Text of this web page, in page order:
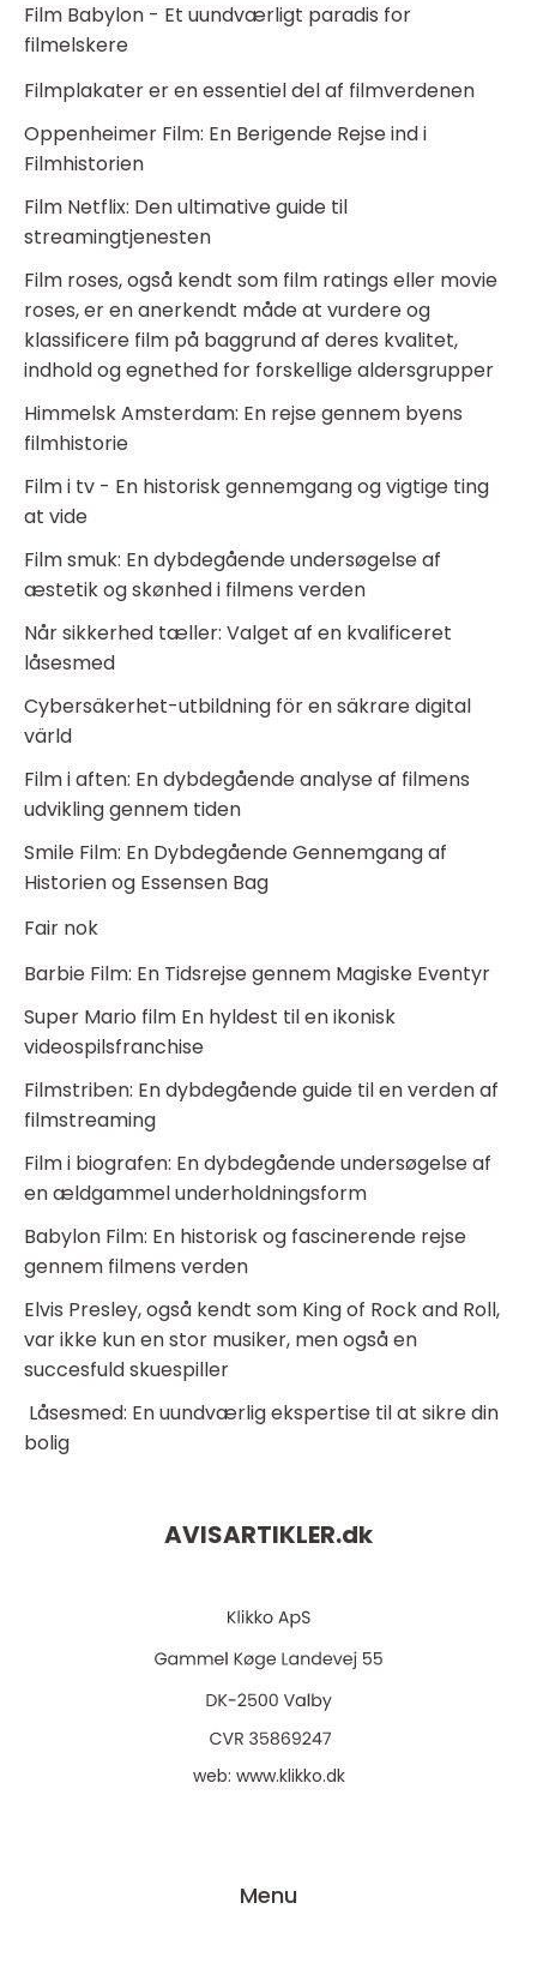
Film Babylon - Et uundværligt paradis for
filmelskere
Filmplakater er en essentiel del af filmverdenen
Oppenheimer Film: En Berigende Rejse ind i
Filmhistorien
Film Netflix: Den ultimative guide til
streamingtjenesten
Film roses, også kendt som film ratings eller movie
roses, er en anerkendt måde at vurdere og
klassificere film på baggrund af deres kvalitet,
indhold og egnethed for forskellige aldersgrupper
Himmelsk Amsterdam: En rejse gennem byens
filmhistorie
Film i tv - En historisk gennemgang og vigtige ting
at vide
Film smuk: En dybdegående undersøgelse af
æstetik og skønhed i filmens verden
Når sikkerhed tæller: Valget af en kvalificeret
låsesmed
Cybersäkerhet-utbildning för en säkrare digital
värld
Film i aften: En dybdegående analyse af filmens
udvikling gennem tiden
Smile Film: En Dybdegående Gennemgang af
Historien og Essensen Bag
Fair nok
Barbie Film: En Tidsrejse gennem Magiske Eventyr
Super Mario film En hyldest til en ikonisk
videospilsfranchise
Filmstriben: En dybdegående guide til en verden af
filmstreaming
Film i biografen: En dybdegående undersøgelse af
en ældgammel underholdningsform
Babylon Film: En historisk og fascinerende rejse
gennem filmens verden
Elvis Presley, også kendt som King of Rock and Roll,
var ikke kun en stor musiker, men også en
succesfuld skuespiller
Låsesmed: En uundværlig ekspertise til at sikre din
bolig
AVISARTIKLER.dk
web: www.klikko.dk
Menu